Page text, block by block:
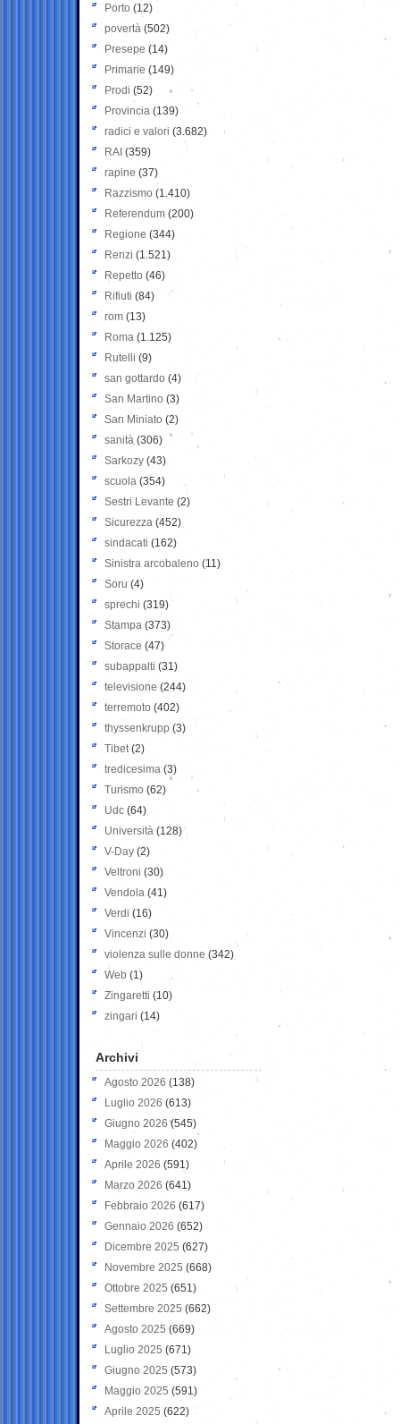
Porto (12)
povertà (502)
Presepe (14)
Primarie (149)
Prodi (52)
Provincia (139)
radici e valori (3.682)
RAI (359)
rapine (37)
Razzismo (1.410)
Referendum (200)
Regione (344)
Renzi (1.521)
Repetto (46)
Rifiuti (84)
rom (13)
Roma (1.125)
Rutelli (9)
san gottardo (4)
San Martino (3)
San Miniato (2)
sanità (306)
Sarkozy (43)
scuola (354)
Sestri Levante (2)
Sicurezza (452)
sindacati (162)
Sinistra arcobaleno (11)
Soru (4)
sprechi (319)
Stampa (373)
Storace (47)
subappalti (31)
televisione(244)
terremoto (402)
thyssenkrupp (3)
Tibet(2)
tredicesima (3)
Turismo (62)
Udc (64)
Università (128)
V-Day (2)
Veltroni (30)
Vendola (41)
Verdi (16)
Vincenzi (30)
violenza sulle donne (342)
Web (1)
Zingaretti (10)
zingari (14)
Archivi
Agosto 2026 (138)
Luglio 2026 (613)
Giugno 2026 (545)
Maggio 2026 (402)
Aprile 2026 (591)
Marzo 2026 (641)
Febbraio 2026 (617)
Gennaio 2026 (652)
Dicembre 2025 (627)
Novembre 2025 (668)
Ottobre 2025 (651)
Settembre 2025 (662)
Agosto 2025 (669)
Luglio 2025 (671)
Giugno 2025 (573)
Maggio 2025 (591)
Aprile 2025 (622)